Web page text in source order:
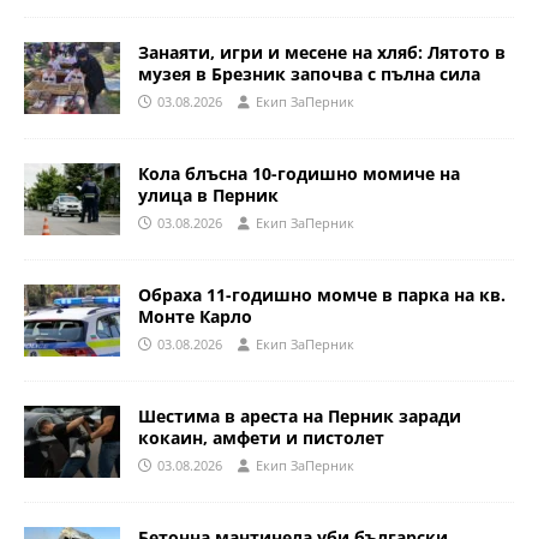
Занаяти, игри и месене на хляб: Лятото в
музея в Брезник започва с пълна сила
03.08.2026 Eкип ЗаПерник
Кола блъсна 10-годишно момиче на
улица в Перник
03.08.2026 Eкип ЗаПерник
Обраха 11-годишно момче в парка на кв.
Монте Карло
03.08.2026 Eкип ЗаПерник
Шестима в ареста на Перник заради
кокаин, амфети и пистолет
03.08.2026 Eкип ЗаПерник